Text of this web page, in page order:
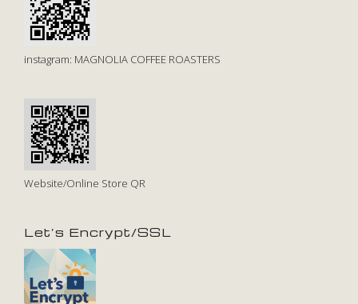
instagram: MAGNOLIA COFFEE ROASTERS
Website/Online Store QR
Let’s Encrypt/SSL